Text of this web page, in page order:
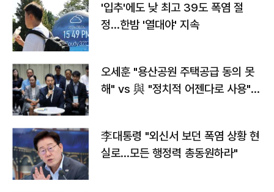
'입추'에도 낮 최고 39도 폭염 절
정…한밤 '열대야' 지속
오세훈 "용산공원 주택공급 동의 못
해" vs 與 "정치적 어젠다로 사용"
李대통령 "외신서 보던 폭염 상황 현
실로…모든 행정력 총동원하라"